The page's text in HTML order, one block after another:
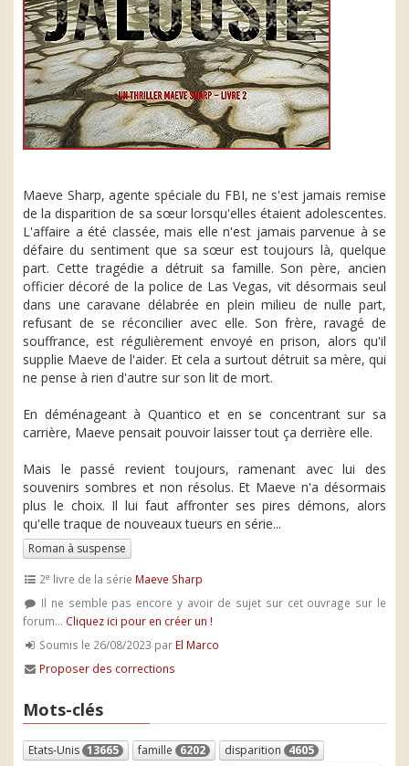
Maeve Sharp, agente spéciale du FBI, ne s'est jamais remise
de la disparition de sa sœur lorsqu'elles étaient adolescentes.
L'affaire a été classée, mais elle n'est jamais parvenue à se
défaire du sentiment que sa sœur est toujours là, quelque
part. Cette tragédie a détruit sa famille. Son père, ancien
officier décoré de la police de Las Vegas, vit désormais seul
dans une caravane délabrée en plein milieu de nulle part,
refusant de se réconcilier avec elle. Son frère, ravagé de
souffrance, est régulièrement envoyé en prison, alors qu'il
supplie Maeve de l'aider. Et cela a surtout détruit sa mère, qui
ne pense à rien d'autre sur son lit de mort.
En déménageant à Quantico et en se concentrant sur sa
carrière, Maeve pensait pouvoir laisser tout ça derrière elle.
Mais le passé revient toujours, ramenant avec lui des
souvenirs sombres et non résolus. Et Maeve n'a désormais
plus le choix. Il lui faut affronter ses pires démons, alors
qu'elle traque de nouveaux tueurs en série...
Roman à suspense
2e livre de la série Maeve Sharp
Il ne semble pas encore y avoir de sujet sur cet ouvrage sur le
forum... Cliquez ici pour en créer un !
Soumis le 26/08/2023 par El Marco
Proposer des corrections
Mots-clés
Etats-Unis 13665 famille 6202 disparition 4605